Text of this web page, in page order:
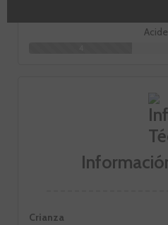
Crianza